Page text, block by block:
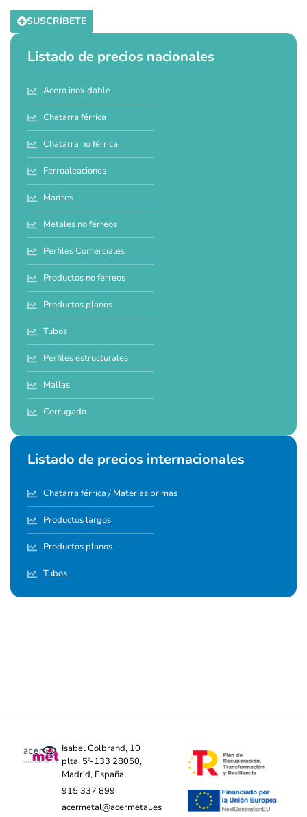
SUSCRÍBETE
Listado de precios nacionales
Acero inoxidable
Chatarra férrica
Chatarra no férrica
Ferroaleaciones
Madres
Metales no férreos
Perfiles Comerciales
Productos no férreos
Productos planos
Tubos
Perfiles estructurales
Mallas
Corrugado
Listado de precios internacionales
Chatarra férrica / Materias primas
Productos largos
Productos planos
Tubos
Isabel Colbrand, 10
plta. 5ª-133 28050,
Madrid, España
915 337 899
acermetal@acermetal.es